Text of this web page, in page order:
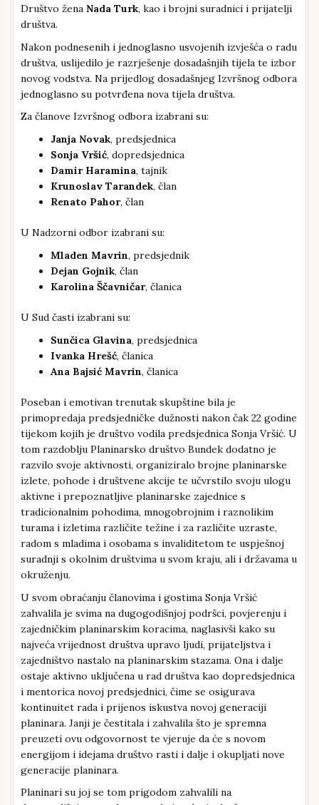
Društvo žena Nada Turk, kao i brojni suradnici i prijatelji
društva.
Nakon podnesenih i jednoglasno usvojenih izvješća o radu
društva, uslijedilo je razrješenje dosadašnjih tijela te izbor
novog vodstva. Na prijedlog dosadašnjeg Izvršnog odbora
jednoglasno su potvrđena nova tijela društva.
Za članove Izvršnog odbora izabrani su:
Janja Novak, predsjednica
Sonja Vršić, dopredsjednica
Damir Haramina, tajnik
Krunoslav Tarandek, član
Renato Pahor, član
U Nadzorni odbor izabrani su:
Mladen Mavrin, predsjednik
Dejan Gojnik, član
Karolina Ščavničar, članica
U Sud časti izabrani su:
Sunčica Glavina, predsjednica
Ivanka Hrešć, članica
Ana Bajsić Mavrin, članica
Poseban i emotivan trenutak skupštine bila je
primopredaja predsjedničke dužnosti nakon čak 22 godine
tijekom kojih je društvo vodila predsjednica Sonja Vršić. U
tom razdoblju Planinarsko društvo Bundek dodatno je
razvilo svoje aktivnosti, organiziralo brojne planinarske
izlete, pohode i društvene akcije te učvrstilo svoju ulogu
aktivne i prepoznatljive planinarske zajednice s
tradicionalnim pohodima, mnogobrojnim i raznolikim
turama i izletima različite težine i za različite uzraste,
radom s mladima i osobama s invaliditetom te uspješnoj
suradnji s okolnim društvima u svom kraju, ali i državama u
okruženju.
U svom obraćanju članovima i gostima Sonja Vršić
zahvalila je svima na dugogodišnjoj podršci, povjerenju i
zajedničkim planinarskim koracima, naglasivši kako su
najveća vrijednost društva upravo ljudi, prijateljstva i
zajedništvo nastalo na planinarskim stazama. Ona i dalje
ostaje aktivno uključena u rad društva kao dopredsjednica
i mentorica novoj predsjednici, čime se osigurava
kontinuitet rada i prijenos iskustva novoj generaciji
planinara. Janji je čestitala i zahvalila što je spremna
preuzeti ovu odgovornost te vjeruje da će s novom
energijom i idejama društvo rasti i dalje i okupljati nove
generacije planinara.
Planinari su joj se tom prigodom zahvalili na